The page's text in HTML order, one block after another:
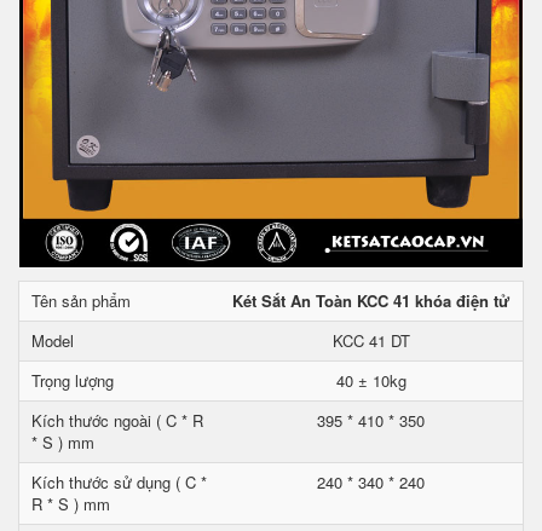
Tên sản phẩm
Két Sắt An Toàn KCC 41 khóa điện tử
Model
KCC 41 DT
Trọng lượng
40 ± 10kg
Kích thước ngoài ( C * R
* S ) mm
395 * 410 * 350
Kích thước sử dụng ( C *
R * S ) mm
240 * 340 * 240